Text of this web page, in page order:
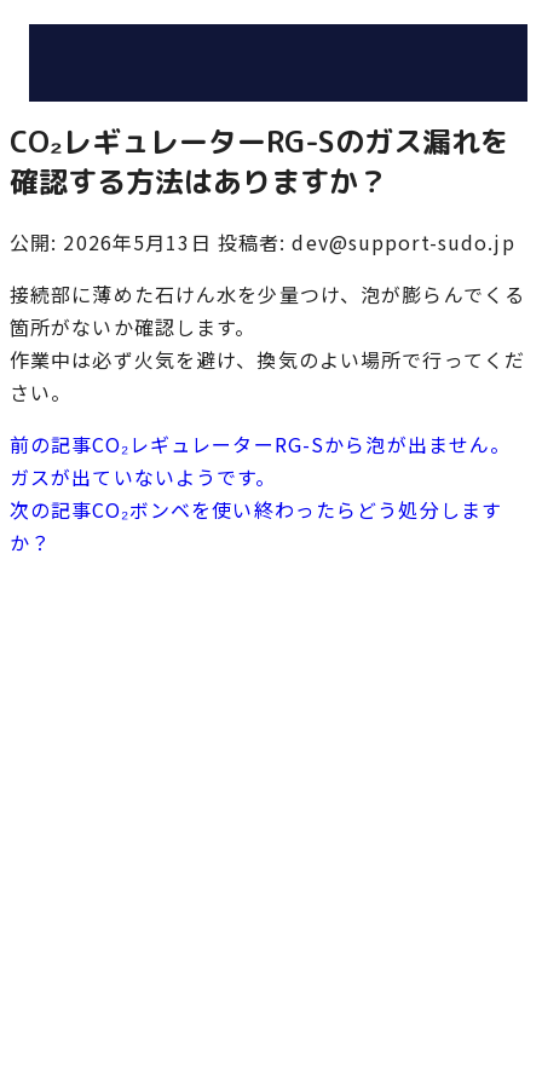
CO₂レギュレーターRG-Sのガス漏れを
確認する方法はありますか？
公開: 2026年5月13日 投稿者: dev@support-sudo.jp
接続部に薄めた石けん水を少量つけ、泡が膨らんでくる
箇所がないか確認します。
作業中は必ず火気を避け、換気のよい場所で行ってくだ
さい。
前の記事CO₂レギュレーターRG-Sから泡が出ません。
ガスが出ていないようです。
次の記事CO₂ボンベを使い終わったらどう処分します
か？